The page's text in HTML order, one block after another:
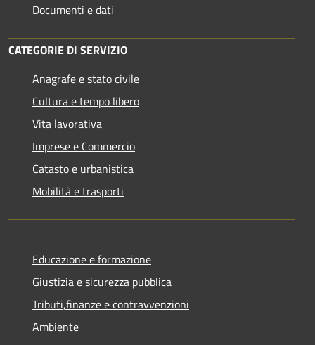
Documenti e dati
CATEGORIE DI SERVIZIO
Anagrafe e stato civile
Cultura e tempo libero
Vita lavorativa
Imprese e Commercio
Catasto e urbanistica
Mobilità e trasporti
Educazione e formazione
Giustizia e sicurezza pubblica
Tributi,finanze e contravvenzioni
Ambiente